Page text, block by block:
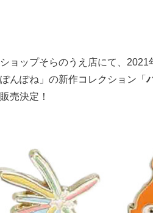
ョップそらのうえ店にて、2021
んぽね」の新作コレクション「
売決定！